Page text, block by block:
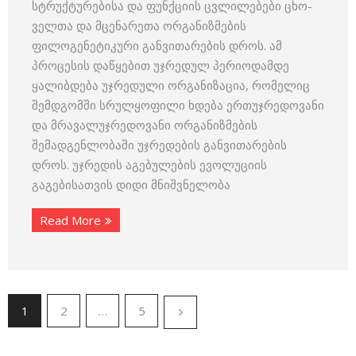
სტრუქტურებისა და ფუნქციის ცვლილებები ცხო­
ველთა და მცენარეთა ორგანიზმების
ფილოგენეტიკური განვითა­რების დროს. ამ
პროცესის დაწყებით უჯრედულ პერიოდამდე
ყალიბ­დება უჯრედული ორგანიზაცია, რომელიც
შემდგომში სრულყოფილი ხდება ერთუჯრედოვანი
და მრავალუჯრედოვანი ორგანიზმების
შემადგენლო­ბაში უჯრედების განვითარების
დროს. უჯრედის აგებულების ევოლუ­ციის
გაგებისათვის დიდი მნიშვნელობა
Read More
1 2 … 5